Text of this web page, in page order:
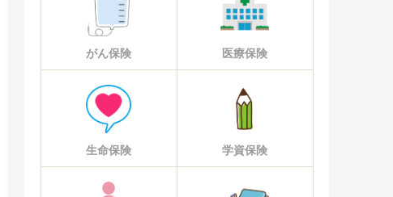
がん保険 医療保険
生命保険 学資保険